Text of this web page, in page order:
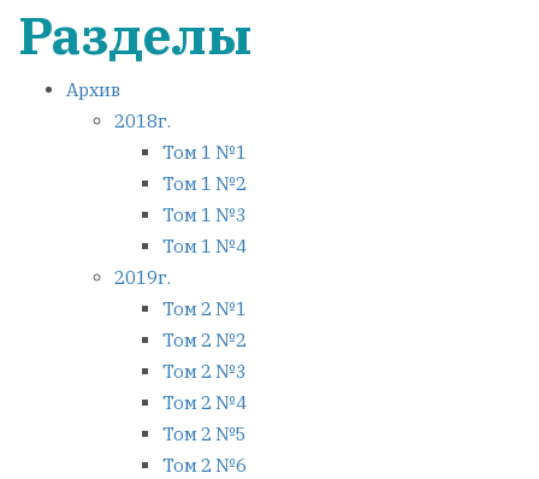
Разделы
Архив
2018г.
Том 1 №1
Том 1 №2
Том 1 №3
Том 1 №4
2019г.
Том 2 №1
Том 2 №2
Том 2 №3
Том 2 №4
Том 2 №5
Том 2 №6